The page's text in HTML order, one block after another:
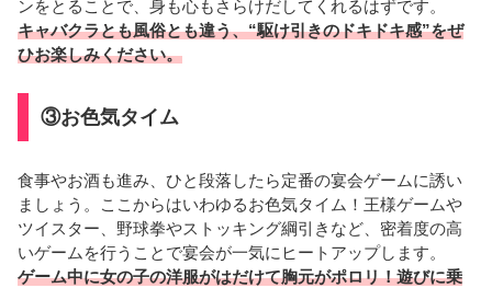
ンをとることで、身も心もさらけだしてくれるはずです。
キャバクラとも風俗とも違う、“駆け引きのドキドキ感”をぜ
ひお楽しみください。
③お色気タイム
食事やお酒も進み、ひと段落したら定番の宴会ゲームに誘い
ましょう。ここからはいわゆるお色気タイム！王様ゲームや
ツイスター、野球拳やストッキング綱引きなど、密着度の高
いゲームを行うことで宴会が一気にヒートアップします。
ゲーム中に女の子の洋服がはだけて胸元がポロリ！遊びに乗